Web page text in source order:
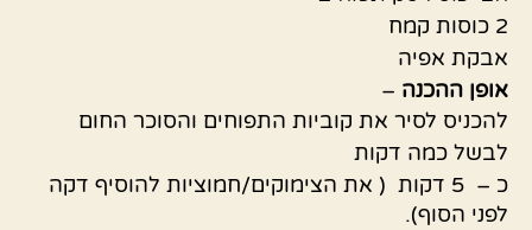
2 כוסות קמח
אבקת אפיה
אופן ההכנה –
להכניס לסיר את קוביות התפוחים והסוכר החום
לבשל כמה דקות
כ – 5 דקות ( את הצימוקים/חמוציות להוסיף דקה
לפני הסוף).